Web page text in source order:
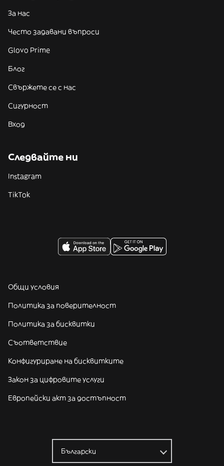
За нас
Често задавани въпроси
Glovo Prime
Блог
Свържете се с нас
Сигурност
Вход
Следвайте ни
Instagram
TikTok
Общи условия
Политика за поверителност
Политика за бисквитки
Съответствие
Конфигуриране на бисквитките
Закон за цифровите услуги
Европейски акт за достъпност